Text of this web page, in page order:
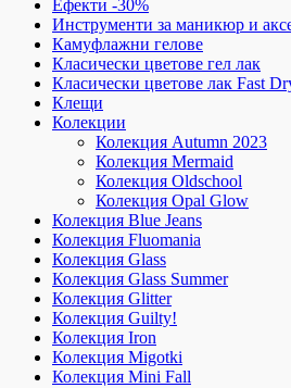
Ефекти -30%
Инструменти за маникюр и
Камуфлажни гелове
Класически цветове гел лак
Класически цветове лак Fast
Клещи
Колекции
Колекция Autumn 2023
Колекция Mermaid
Колекция Oldschool
Колекция Opal Glow
Колекция Blue Jeans
Колекция Fluomania
Колекция Glass
Колекция Glass Summer
Колекция Glitter
Колекция Guilty!
Колекция Iron
Колекция Migotki
Колекция Mini Fall